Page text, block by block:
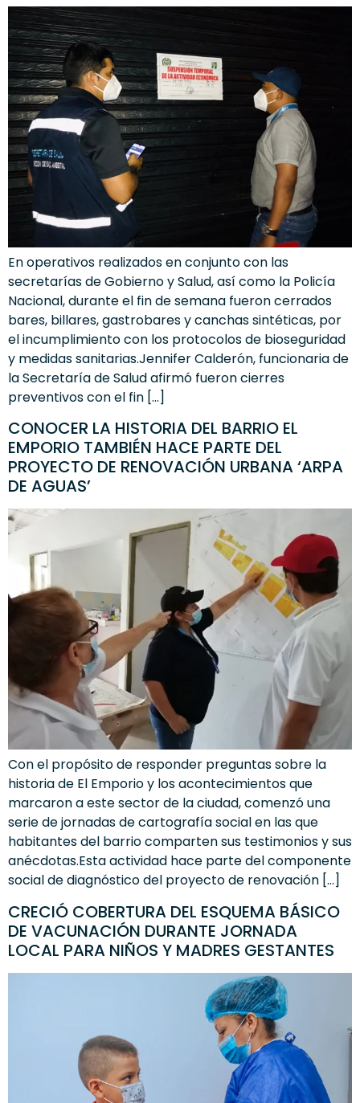
En operativos realizados en conjunto con las
secretarías de Gobierno y Salud, así como la Policía
Nacional, durante el fin de semana fueron cerrados
bares, billares, gastrobares y canchas sintéticas, por
el incumplimiento con los protocolos de bioseguridad
y medidas sanitarias.Jennifer Calderón, funcionaria de
la Secretaría de Salud afirmó fueron cierres
preventivos con el fin […]
CONOCER LA HISTORIA DEL BARRIO EL
EMPORIO TAMBIÉN HACE PARTE DEL
PROYECTO DE RENOVACIÓN URBANA ‘ARPA
DE AGUAS’
Con el propósito de responder preguntas sobre la
historia de El Emporio y los acontecimientos que
marcaron a este sector de la ciudad, comenzó una
serie de jornadas de cartografía social en las que
habitantes del barrio comparten sus testimonios y sus
anécdotas.Esta actividad hace parte del componente
social de diagnóstico del proyecto de renovación […]
CRECIÓ COBERTURA DEL ESQUEMA BÁSICO
DE VACUNACIÓN DURANTE JORNADA
LOCAL PARA NIÑOS Y MADRES GESTANTES